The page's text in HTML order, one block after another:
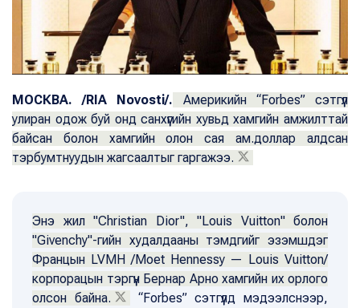
МОСКВА. /RIA Novosti/. Америкийн “Forbes” сэтгүүл
улиран одож буй онд санхүүгийн хувьд хамгийн амжилттай
байсан болон хамгийн олон сая ам.доллар алдсан
тэрбумтнуудын жагсаалтыг гаргажээ.
Энэ жил "Christian Dior", "Louis Vuitton" болон
"Givenchy"-гийн худалдааны тэмдгийг эзэмшдэг
Францын LVMH /Moet Hennessy — Louis Vuitton/
корпорацын тэргүүн Бернар Арно хамгийн их орлого
олсон байна.
“Forbes” сэтгүүлд мэдээлснээр,